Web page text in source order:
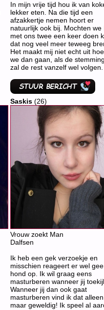
In mijn vrije tijd hou ik van
lekker eten. Na die tijd een
afzakkertje nemen hoort er
natuurlijk ook bij. Mochten we
met ons twee een keer doen
dat nog veel meer teweeg
Het maakt mij niet echt uit
we dan gaan, als de
zal de rest vanzelf wel volgen.
Saskis (26)
Vrouw zoekt Man
Dalfsen
Ik heb een gek verzoekje en
misschien reageert er wel
hond op. Ik wil graag eens
masturberen wanneer jij
Wanneer jij dan ook gaat
masturberen vind ik dat alleen
maar geweldig! Ik speel al